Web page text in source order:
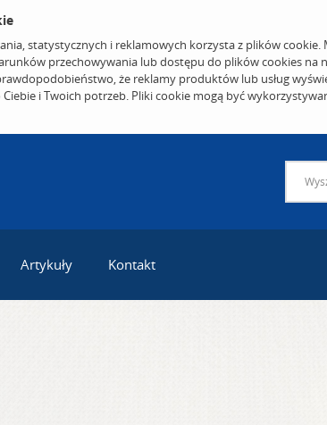
statystycznych i reklamowych korzysta z plików
przechowywania lub dostępu do plików cookies na
że reklamy produktów lub usług
i Twoich potrzeb. Pliki cookie mogą być
Artykuły Kontakt